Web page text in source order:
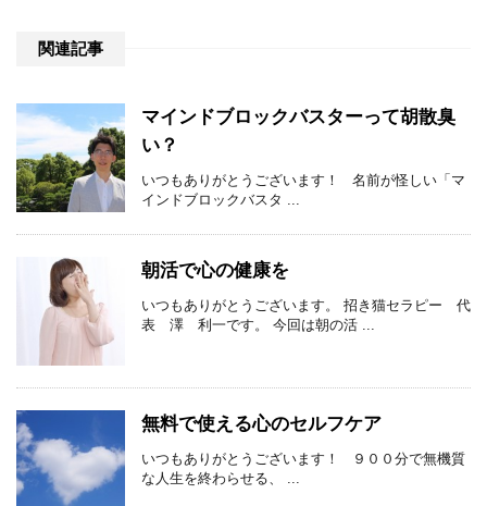
関連記事
マインドブロックバスターって胡散臭
い？
いつもありがとうございます！ 名前が怪しい「マ
インドブロックバスタ ...
朝活で心の健康を
いつもありがとうございます。 招き猫セラピー 代
表 澤 利一です。 今回は朝の活 ...
無料で使える心のセルフケア
いつもありがとうございます！ ９００分で無機質
な人生を終わらせる、 ...